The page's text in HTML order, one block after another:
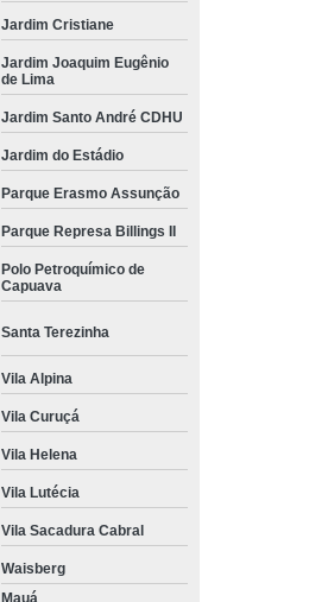
Jardim Cristiane
Jardim Joaquim Eugênio
de Lima
Jardim Santo André CDHU
Jardim do Estádio
Parque Erasmo Assunção
Parque Represa Billings II
Polo Petroquímico de
Capuava
Santa Terezinha
Vila Alpina
Vila Curuçá
Vila Helena
Vila Lutécia
Vila Sacadura Cabral
Waisberg
Mauá